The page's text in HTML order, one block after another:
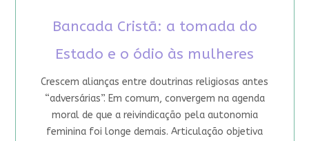
Bancada Cristã: a tomada do
Estado e o ódio às mulheres
Crescem alianças entre doutrinas religiosas antes
“adversárias”. Em comum, convergem na agenda
moral de que a reivindicação pela autonomia
feminina foi longe demais. Articulação objetiva